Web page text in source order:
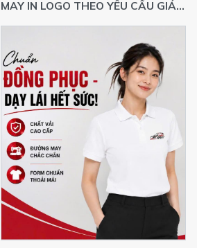
MAY IN LOGO THEO YÊU CẦU GIÁ
XƯỞNG